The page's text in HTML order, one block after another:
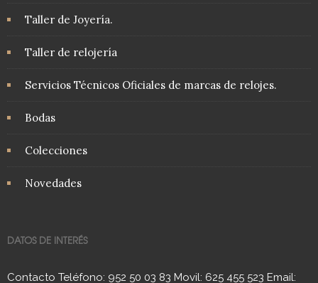
Taller de Joyería.
Taller de relojería
Servicios Técnicos Oficiales de marcas de relojes.
Bodas
Colecciones
Novedades
DATOS DE INTERÉS
Contacto Teléfono: 952 50 03 83 Movil: 625 455 523 Email: